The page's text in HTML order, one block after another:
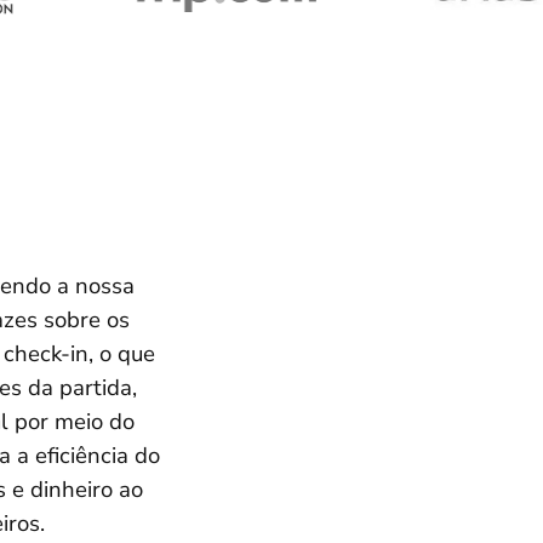
a nossa
sobre os
in, o que
da partida,
por meio do
a eficiência do
e dinheiro ao